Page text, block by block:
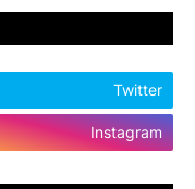
Twitter
Instagram